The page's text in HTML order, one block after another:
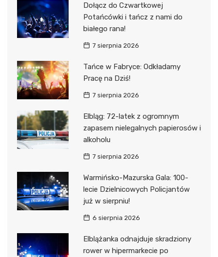
Dołącz do Czwartkowej
Potańcówki i tańcz z nami do
białego rana!
7 sierpnia 2026
Tańce w Fabryce: Odkładamy
Pracę na Dziś!
7 sierpnia 2026
Elbląg: 72-latek z ogromnym
zapasem nielegalnych papierosów i
alkoholu
7 sierpnia 2026
Warmińsko-Mazurska Gala: 100-
lecie Dzielnicowych Policjantów
już w sierpniu!
6 sierpnia 2026
Elblążanka odnajduje skradziony
rower w hipermarkecie po